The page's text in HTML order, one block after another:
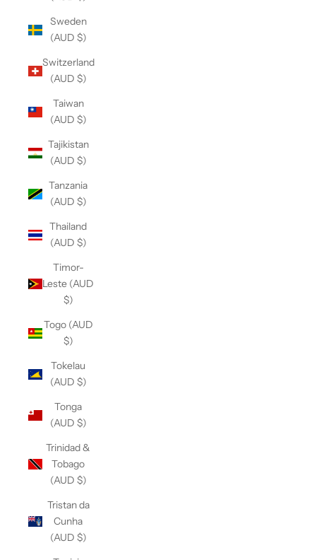
Sweden
(AUD $)
Switzerland
(AUD $)
Taiwan
(AUD $)
Tajikistan
(AUD $)
Tanzania
(AUD $)
Thailand
(AUD $)
Timor-
Leste (AUD
$)
Togo (AUD
$)
Tokelau
(AUD $)
Tonga
(AUD $)
Trinidad &
Tobago
(AUD $)
Tristan da
Cunha
(AUD $)